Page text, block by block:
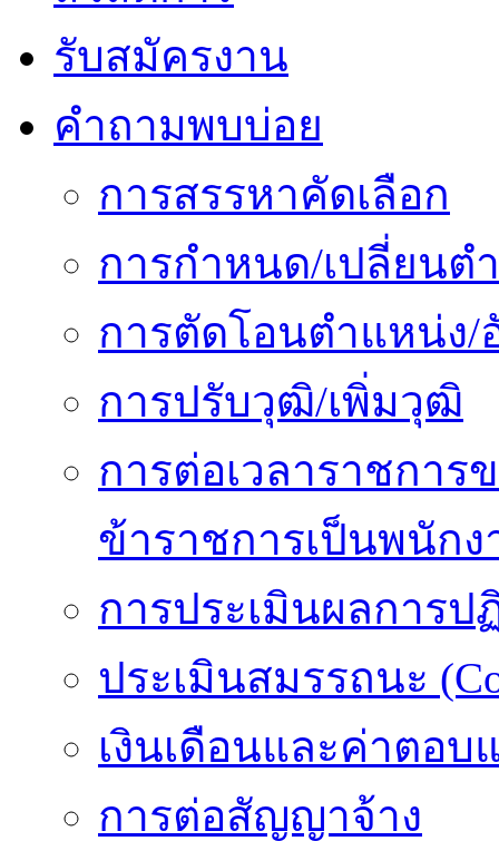
รับสมัครงาน
คำถามพบบ่อย
การสรรหาคัดเลือก
การกำหนด/เปลี่ยนต
การตัดโอนตำแหน่ง/
การปรับวุฒิ/เพิ่มวุฒิ
การต่อเวลาราชการ
ข้าราชการเป็นพนักง
การประเมินผลการป
ประเมินสมรรถนะ
เงินเดือนและค่าตอบ
การต่อสัญญาจ้าง